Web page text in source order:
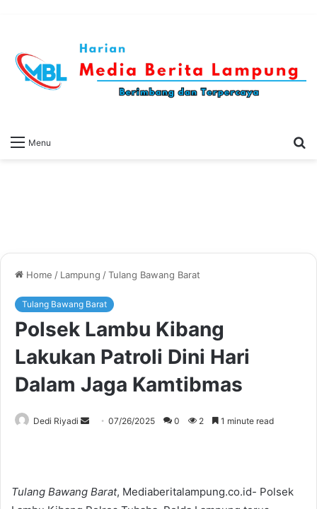
Menu
Home / Lampung /Tulang Bawang Barat
Tulang Bawang Barat
Polsek Lambu Kibang
Lakukan Patroli Dini Hari
Dalam Jaga Kamtibmas
Dedi Riyadi
Send07/26/2025 0 2 1 minute read
Tulang Bawang Barat, Mediaberitalampung.co.id- Polsek